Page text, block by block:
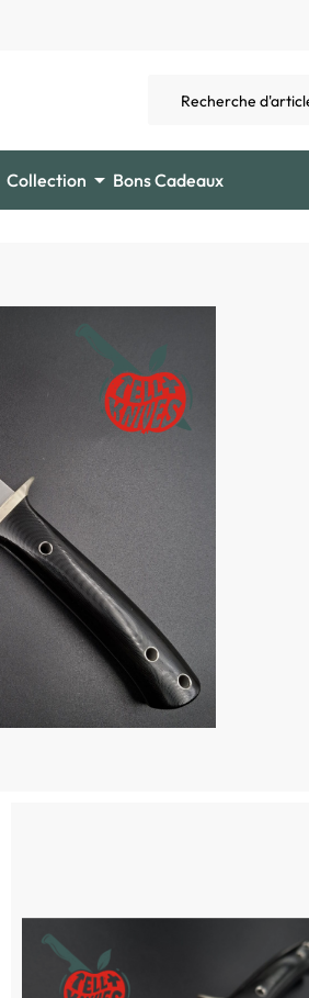
Collection  Bons Cadeaux